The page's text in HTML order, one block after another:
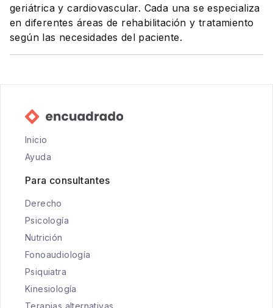
geriátrica y cardiovascular. Cada una se especializa
en diferentes áreas de rehabilitación y tratamiento
según las necesidades del paciente.
Inicio
Ayuda
Para consultantes
Derecho
Psicología
Nutrición
Fonoaudiología
Psiquiatra
Kinesiología
Terapias alternativas